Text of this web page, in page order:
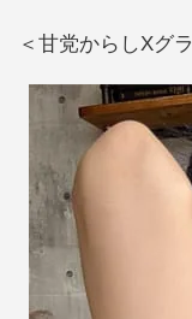
＜甘党からしXグ